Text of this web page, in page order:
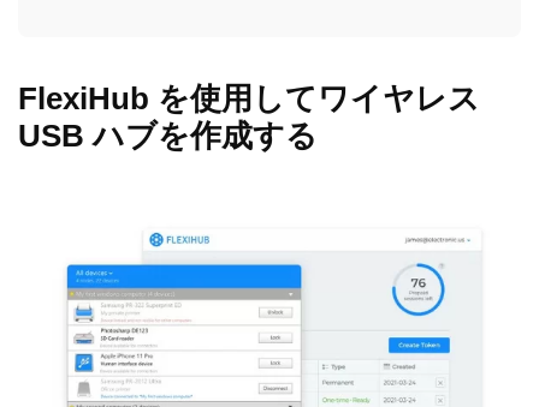
FlexiHub を使用してワイヤレス
USB ハブを作成する